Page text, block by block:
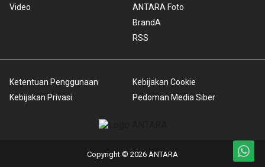
Video
ANTARA Foto
BrandA
RSS
Ketentuan Penggunaan
Kebijakan Privasi
Kebijakan Cookie
Pedoman Media Siber
Copyright © 2026 ANTARA